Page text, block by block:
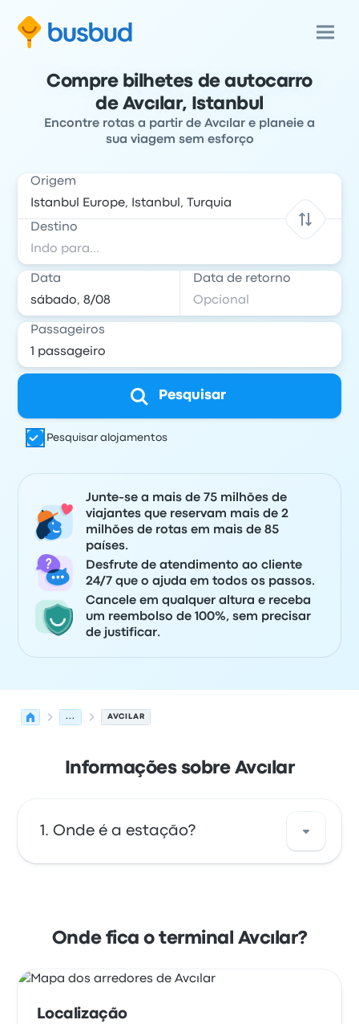
Compre bilhetes de autocarro
de Avcılar, Istanbul
Encontre rotas a partir de Avcılar e planeie a
sua viagem sem esforço
Origem
Destino
Data Data de retorno
Passageiros
Pesquisar
Pesquisar alojamentos
Junte-se a mais de 75 milhões de
viajantes que reservam mais de 2
milhões de rotas em mais de 85
países.
Desfrute de atendimento ao cliente
24/7 que o ajuda em todos os passos.
Cancele em qualquer altura e receba
um reembolso de 100%, sem precisar
de justificar.
... AVCILAR
Informações sobre Avcılar
Onde é a estação?
34310 Avcılar/İstanbul. Veja a localização
Onde fica o terminal Avcılar?
Localização